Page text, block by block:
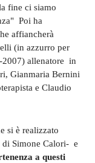
fine ci siamo
Poi ha
affiancherà
(in azzurro per
2007) allenatore in
Gianmaria Bernini
e Claudio
si è realizzato
di Simone Calori- e
a questi